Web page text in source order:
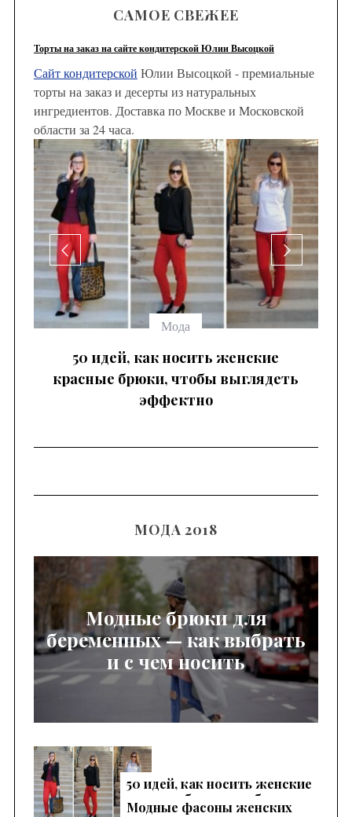
САМОЕ СВЕЖЕЕ
Торты на заказ на сайте кондитерской Юлии Высоцкой
Сайт кондитерской Юлии Высоцкой - премиальные
торты на заказ и десерты из натуральных
ингредиентов. Доставка по Москве и Московской
области за 24 часа.
Мода
50 идей, как носить женские
красные брюки, чтобы выглядеть
эффектно
МОДА 2018
Модные брюки для
беременных — как выбрать
и с чем носить
50 идей, как носить женские
красные брюки, чтобы
выглядеть эффектно
Модные фасоны женских